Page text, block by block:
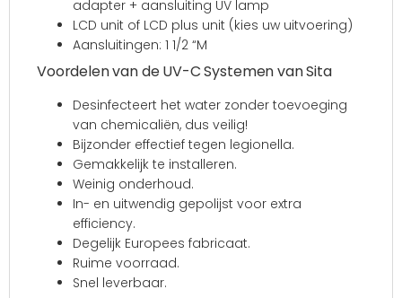
adapter + aansluiting UV lamp
LCD unit of LCD plus unit (kies uw uitvoering)
Aansluitingen: 1 1/2 “M
Voordelen van de UV-C Systemen van Sita
Desinfecteert het water zonder toevoeging
van chemicaliën, dus veilig!
Bijzonder effectief tegen legionella.
Gemakkelijk te installeren.
Weinig onderhoud.
In- en uitwendig gepolijst voor extra
efficiency.
Degelijk Europees fabricaat.
Ruime voorraad.
Snel leverbaar.